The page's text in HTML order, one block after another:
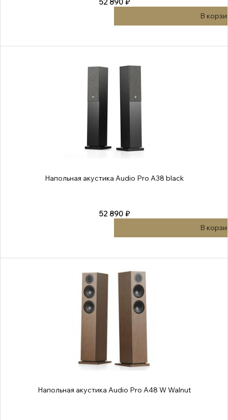
В
Напольная акустика Audio Pro A38 black
52 890 ₽
В
Напольная акустика Audio Pro A48 W Walnut